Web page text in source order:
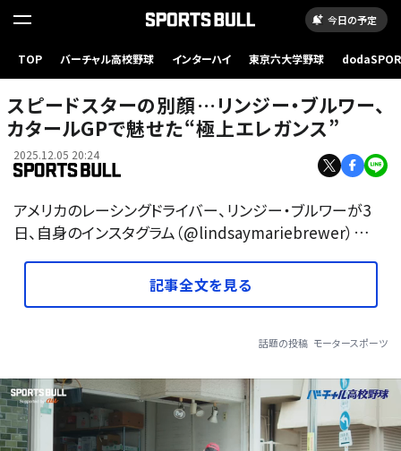
今日の予定
TOP バーチャル高校野球 インターハイ 東京六大学野球
スピードスターの別顔…リンジー・ブルワー、
カタールGPで魅せた“極上エレガンス”
2025.12.05 20:24
アメリカのレーシングドライバー、リンジー・ブルワーが3
日、自身のインスタグラム（@lindsaymariebrewer）…
記事全文を見る
話題の投稿 モータースポーツ